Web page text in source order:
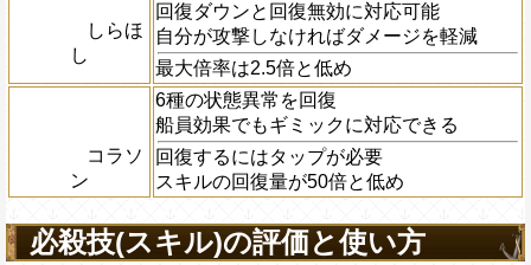
しらほ
し
回復ダウンと回復無効に対応可能
自分が攻撃しなければダメージを軽減
最大倍率は2.5倍と低め
コラソ
ン
6種の状態異常を回復
船員効果でもギミックに対応できる
回復するにはタップが必要
スキルの回復量が50倍と低め
必殺技(スキル)の評価と使い方